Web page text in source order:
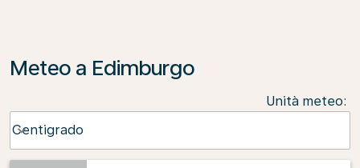
Meteo a Edimburgo
Unità meteo:
Centigrado
keyboard_arrow_down